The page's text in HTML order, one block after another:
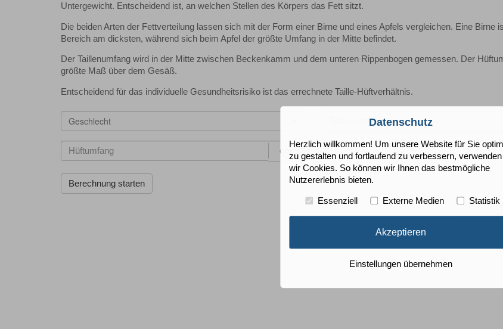
Untergewicht. Entscheidend ist, an welchen Stellen des Körpers das Fett sitzt.
Die beiden Arten der Fettverteilung lassen sich mit der Form einer Birne und eines Apfels vergleichen. Eine Birne
Bereich am dicksten, während sich beim Apfel der größte Umfang in der Mitte befindet.
Der Taillenumfang wird in der Mitte zwischen Beckenkamm und dem unteren Rippenbogen gemessen. Der
größte Maß über dem Gesäß.
Entscheidend für das individuelle Gesundheitsrisiko ist das errechnete Taille-Hüftverhältnis.
Geschlecht
cm
Datenschutz
Herzlich willkommen! Um unsere Website für Sie
zu gestalten und fortlaufend zu verbessern, verwenden
wir Cookies. So können wir Ihnen das bestmögliche
Nutzererlebnis bieten.
Essenziell Externe Medien Statistik
Akzeptieren
Einstellungen übernehmen